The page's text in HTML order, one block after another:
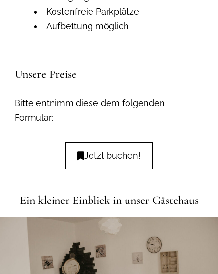
Kostenfreie Parkplätze
Aufbettung möglich
Unsere Preise
Bitte entnimm diese dem folgenden
Formular:
Jetzt buchen!
Ein kleiner Einblick in unser Gästehaus